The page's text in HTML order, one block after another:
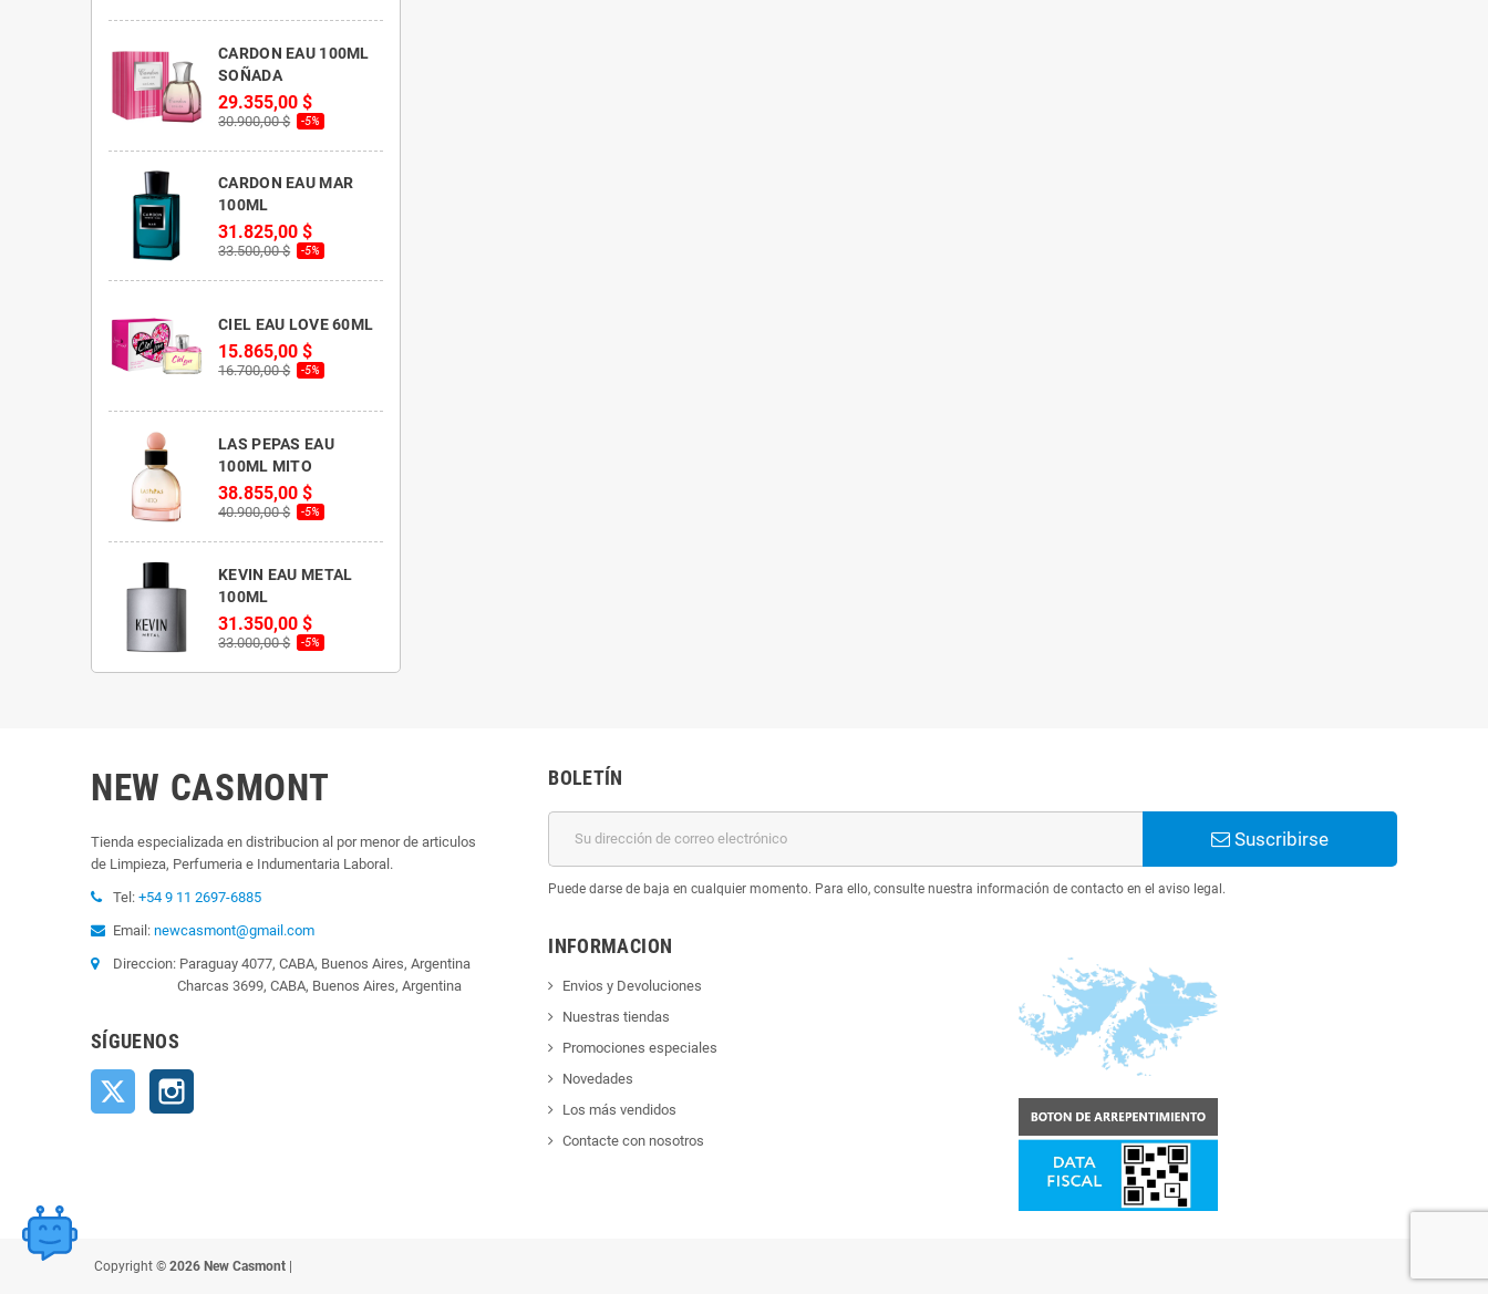
CARDON EAU 100ML
SOÑADA
29.355,00 $
30.900,00 $ -5%
CARDON EAU MAR
100ML
31.825,00 $
33.500,00 $ -5%
CIEL EAU LOVE 60ML
15.865,00 $
16.700,00 $ -5%
LAS PEPAS EAU
100ML MITO
38.855,00 $
40.900,00 $ -5%
KEVIN EAU METAL
100ML
31.350,00 $
33.000,00 $ -5%
NEW CASMONT
Tienda especializada en distribucion al por menor de articulos
de Limpieza, Perfumeria e Indumentaria Laboral.
Tel: +54 9 11 2697-6885
Email: newcasmont@gmail.com
Direccion: Paraguay 4077, CABA, Buenos Aires, Argentina
Charcas 3699, CABA, Buenos Aires, Argentina
SÍGUENOS
Twitter
BOLETÍN
Suscribirse
Puede darse de baja en cualquier momento. Para ello, consulte nuestra información de contacto en el aviso legal.
INFORMACION
Envios y Devoluciones
Nuestras tiendas
Promociones especiales
Novedades
Los más vendidos
Contacte con nosotros
Copyright © 2026 New Casmont |